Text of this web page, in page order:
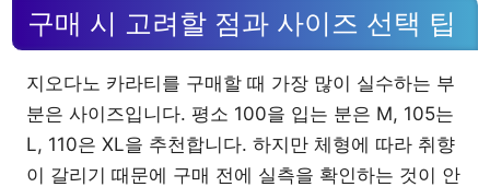
구매 시 고려할 점과 사이즈 선택 팁
지오다노 카라티를 구매할 때 가장 많이 실수하는 부
분은 사이즈입니다. 평소 100을 입는 분은 M, 105는
L, 110은 XL을 추천합니다. 하지만 체형에 따라 취향
이 갈리기 때문에 구매 전에 실측을 확인하는 것이 안